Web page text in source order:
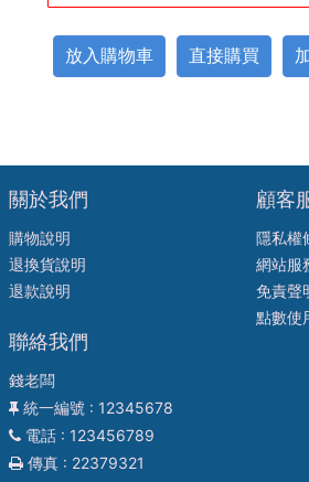
放入購物車 直接購買
關於我們
購物說明
退換貨說明
退款說明
顧客
隱私權
網站服
免責聲
點數使
聯絡我們
錢老闆
統一編號 : 12345678
電話: 123456789
傳真: 22379321